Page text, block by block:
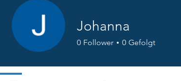
Johanna
0 Follower 0 Gefolgt